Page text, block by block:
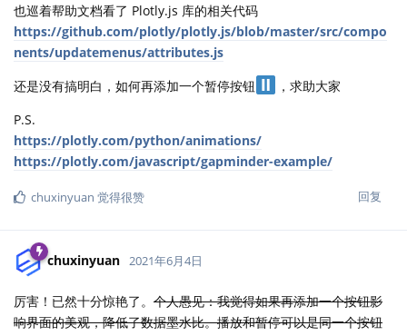
也巡着帮助文档看了 Plotly.js 库的相关代码
https://github.com/plotly/plotly.js/blob/master/src/compo
nents/updatemenus/attributes.js
还是没有搞明白，如何再添加一个暂停按钮
，求助大家
P.S.
https://plotly.com/python/animations/
https://plotly.com/javascript/gapminder-example/
回复
chuxinyuan 觉得很赞
chuxinyuan 2021年6月4日
厉害！已然十分惊艳了。 个人愚见：我觉得如果再添加一个按钮影
响界面的美观，降低了数据墨水比。播放和暂停可以是同一个按钮